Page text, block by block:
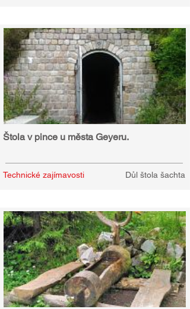
Štola v pince u města Geyeru.
Technické zajímavosti Důl štola šachta